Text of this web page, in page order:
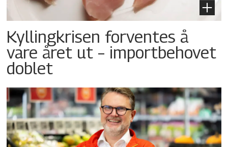
Kyllingkrisen forventes å
vare året ut – importbehovet
doblet